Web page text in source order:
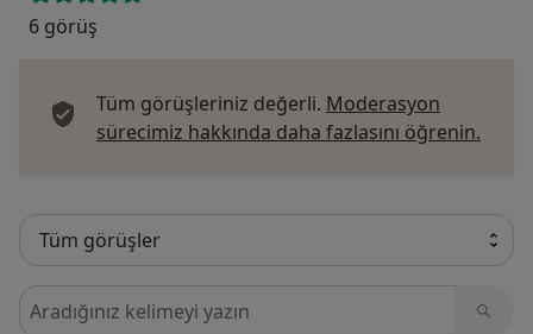
6 görüş
Tüm görüşleriniz değerli. Moderasyon
sürecimiz hakkında daha fazlasını öğrenin.
Görüşler içerisinde ara